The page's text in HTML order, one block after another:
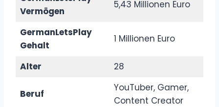
Vermögen
5,43 Millionen Euro
GermanLetsPlay
Gehalt
1 Millionen Euro
Alter 28
Beruf
YouTuber, Gamer,
Content Creator